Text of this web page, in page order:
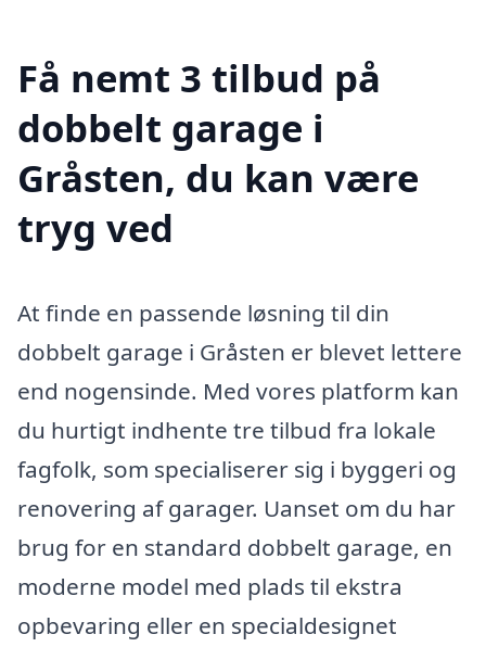
Få nemt 3 tilbud på
dobbelt garage i
Gråsten, du kan være
tryg ved
At finde en passende løsning til din
dobbelt garage i Gråsten er blevet lettere
end nogensinde. Med vores platform kan
du hurtigt indhente tre tilbud fra lokale
fagfolk, som specialiserer sig i byggeri og
renovering af garager. Uanset om du har
brug for en standard dobbelt garage, en
moderne model med plads til ekstra
opbevaring eller en specialdesignet